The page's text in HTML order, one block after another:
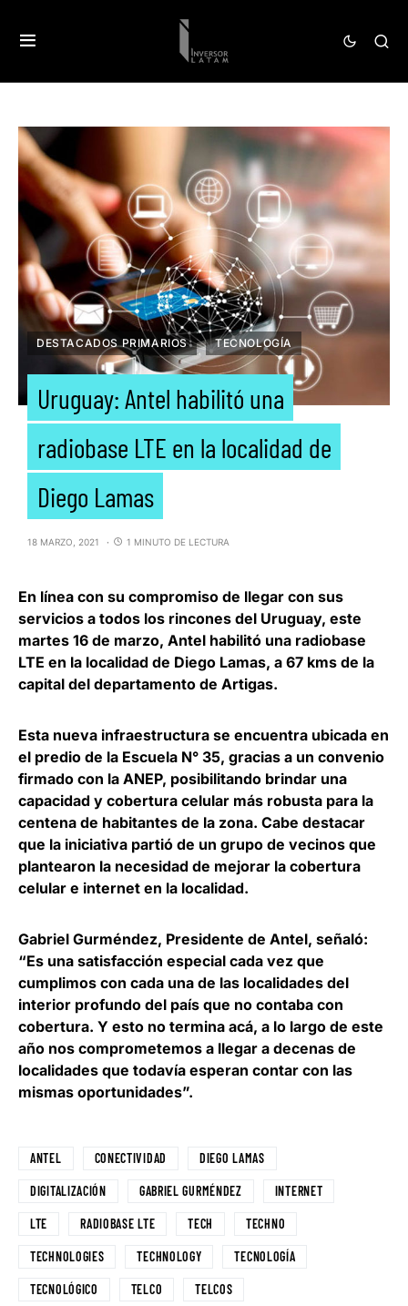
DESTACADOS PRIMARIOS TECNOLOGÍA
Uruguay: Antel habilitó una
radiobase LTE en la localidad de
Diego Lamas
18 MARZO, 2021 1 MINUTO DE LECTURA
En línea con su compromiso de llegar con sus
servicios a todos los rincones del Uruguay, este
martes 16 de marzo, Antel habilitó una radiobase
LTE en la localidad de Diego Lamas, a 67 kms de la
capital del departamento de Artigas.
Esta nueva infraestructura se encuentra ubicada en
el predio de la Escuela N° 35, gracias a un convenio
firmado con la ANEP, posibilitando brindar una
capacidad y cobertura celular más robusta para la
centena de habitantes de la zona. Cabe destacar
que la iniciativa partió de un grupo de vecinos que
plantearon la necesidad de mejorar la cobertura
celular e internet en la localidad.
Gabriel Gurméndez, Presidente de Antel, señaló:
“Es una satisfacción especial cada vez que
cumplimos con cada una de las localidades del
interior profundo del país que no contaba con
cobertura. Y esto no termina acá, a lo largo de este
año nos comprometemos a llegar a decenas de
localidades que todavía esperan contar con las
mismas oportunidades”.
ANTEL CONECTIVIDAD DIEGO LAMAS
DIGITALIZACIÓN GABRIEL GURMÉNDEZ INTERNET
LTE RADIOBASE LTE TECH TECHNO
TECHNOLOGIES TECHNOLOGY TECNOLOGÍA
TECNOLÓGICO TELCO TELCOS